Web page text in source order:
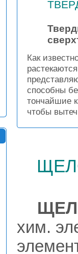
Как
способны
тончайшие
чтобы
хим.